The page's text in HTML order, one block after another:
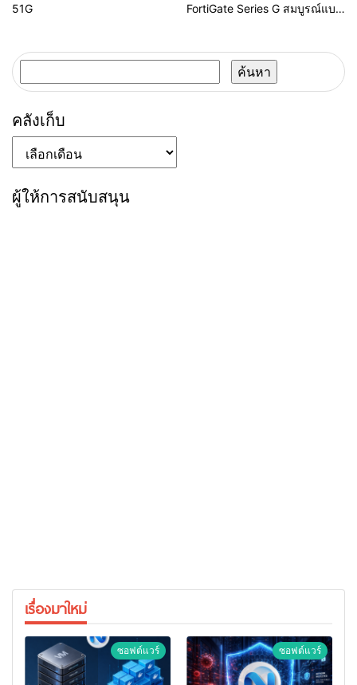
51G
FortiGate Series G สมบูรณ์แบบ
ค้นหา
สำหรับ:
คลังเก็บ
คลัง
เก็บ
ผู้ให้การสนับสนุน
เรื่องมาใหม่
ซอฟต์แวร์ ซอฟต์แวร์